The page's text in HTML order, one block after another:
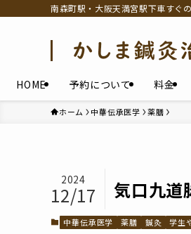
南森町駅・大阪天満宮駅下車すぐ
HOME 予約について 料金
ホーム 中華伝承医学 薬膳
気口九道
2024
12/17
中華伝承医学 薬膳 鍼灸 学生